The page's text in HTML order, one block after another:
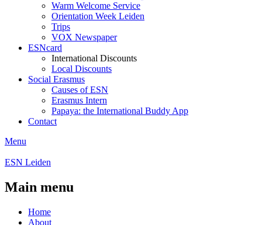
Warm Welcome Service
Orientation Week Leiden
Trips
VOX Newspaper
ESNcard
International Discounts
Local Discounts
Social Erasmus
Causes of ESN
Erasmus Intern
Papaya: the International Buddy App
Contact
Menu
ESN Leiden
Main menu
Home
About